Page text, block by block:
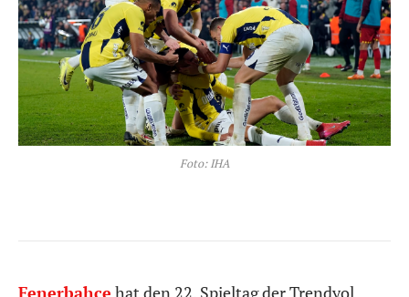
Foto: IHA
Fenerbahce hat den 22. Spieltag der Trendyol